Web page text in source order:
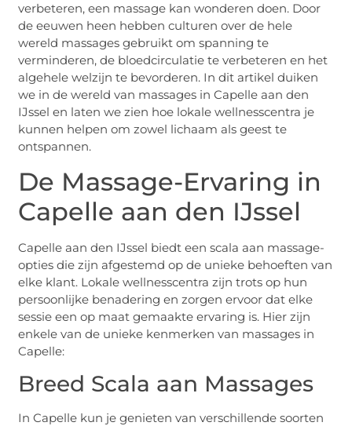
verbeteren, een massage kan wonderen doen. Door
de eeuwen heen hebben culturen over de hele
wereld massages gebruikt om spanning te
verminderen, de bloedcirculatie te verbeteren en het
algehele welzijn te bevorderen. In dit artikel duiken
we in de wereld van massages in Capelle aan den
IJssel en laten we zien hoe lokale wellnesscentra je
kunnen helpen om zowel lichaam als geest te
ontspannen.
De Massage-Ervaring in
Capelle aan den IJssel
Capelle aan den IJssel biedt een scala aan massage-
opties die zijn afgestemd op de unieke behoeften van
elke klant. Lokale wellnesscentra zijn trots op hun
persoonlijke benadering en zorgen ervoor dat elke
sessie een op maat gemaakte ervaring is. Hier zijn
enkele van de unieke kenmerken van massages in
Capelle:
Breed Scala aan Massages
In Capelle kun je genieten van verschillende soorten